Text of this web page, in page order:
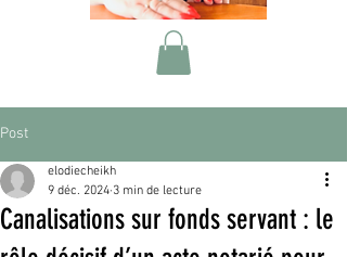
Post
Canalisations sur fonds servant : le
elodiecheikh
9 déc. 2024 3 min de lecture